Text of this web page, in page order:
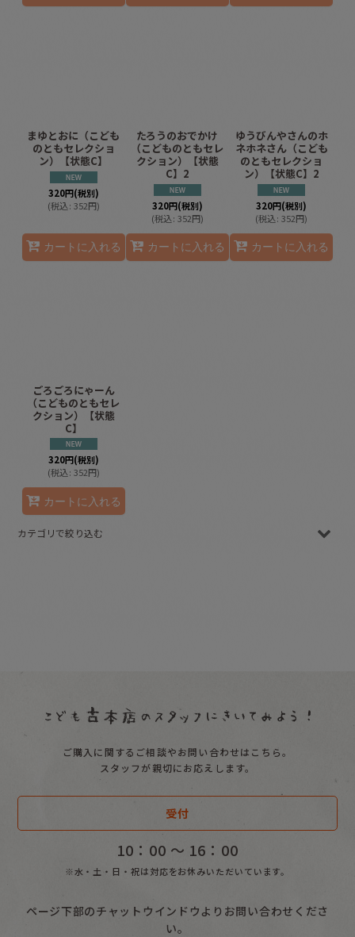
まゆとおに（こども
のともセレクショ
ン）【状態C】
320円(税別)
(税込: 352円)
カートに入れる
たろうのおでかけ
（こどものともセレ
クション）【状態
C】2
320円(税別)
(税込: 352円)
カートに入れる
ゆうびんやさんのホ
ネホネさん（こども
のともセレクショ
ン）【状態C】2
320円(税別)
(税込: 352円)
カートに入れる
ごろごろにゃーん
（こどものともセレ
クション）【状態
C】
320円(税別)
(税込: 352円)
カートに入れる
カテゴリで絞り込む
こどものとも
ものがたりえほん36
もこちゃんチャイルド
おはなしチャイルドリクエスト
ご購入に関するご相談やお問い合わせはこちら。
スタッフが親切にお応えします。
受付
10：00 〜 16：00
※水・土・日・祝は対応をお休みいただいています。
ページ下部のチャットウインドウよりお問い合わせくださ
い。